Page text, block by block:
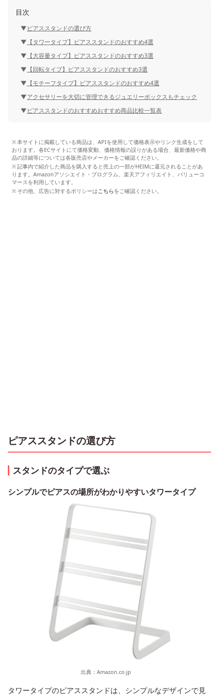
目次
ピアススタンドの選び方
【タワータイプ】ピアススタンドのおすすめ4選
【大容量タイプ】ピアススタンドのおすすめ3選
【回転タイプ】ピアススタンドのおすすめ3選
【モチーフタイプ】ピアススタンドのおすすめ4選
アクセサリーを大切に管理できるジュエリーボックスもチェック
ピアススタンドのおすすめおすすめ商品比較一覧表
本サイトに掲載している商品は、APIを使用して価格表示やリンク生成をして
おります。各ECサイトにて価格変動、価格情報の誤りがある場合、最新価格や商
品の詳細等については各販売店やメーカーをご確認ください。
記事内で紹介した商品を購入すると売上の一部がHEIMに還元されることがあ
ります。Amazonアソシエイト・プログラム、楽天アフィリエイト、バリューコ
マースを利用しています。
その他、広告に対するポリシーはこちらをご確認ください。
ピアススタンドの選び方
スタンドのタイプで選ぶ
シンプルでピアスの場所がわかりやすいタワータイプ
出典： Amazon.co.jp
タワータイプのピアススタンドは、シンプルなデザインで見